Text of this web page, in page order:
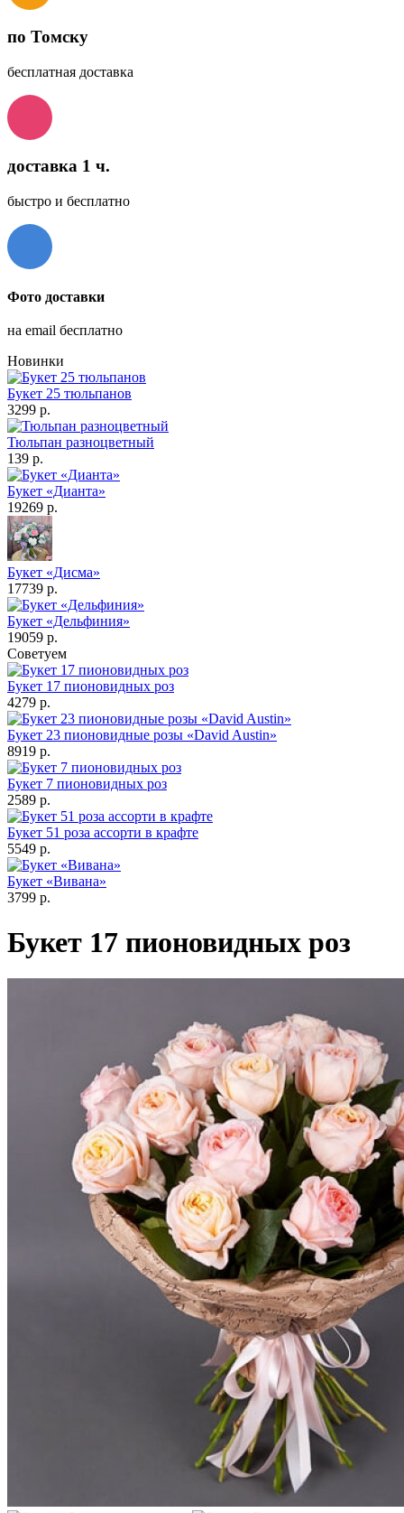
по Томску
бесплатная доставка
доставка 1 ч.
быстро и бесплатно
Фото доставки
на email бесплатно
Новинки
Букет 25 тюльпанов
3299 р.
Тюльпан разноцветный
139 р.
Букет «Дианта»
19269 р.
Букет «Дисма»
17739 р.
Букет «Дельфиния»
19059 р.
Советуем
Букет 17 пионовидных роз
4279 р.
Букет 23 пионовидные розы «David Austin»
8919 р.
Букет 7 пионовидных роз
2589 р.
Букет 51 роза ассорти в крафте
5549 р.
Букет «Вивана»
3799 р.
Букет 17 пионовидных роз